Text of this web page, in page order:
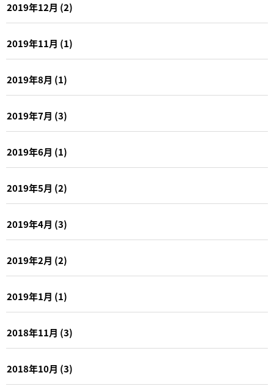
2019年12月 (2)
2019年11月 (1)
2019年8月 (1)
2019年7月 (3)
2019年6月 (1)
2019年5月 (2)
2019年4月 (3)
2019年2月 (2)
2019年1月 (1)
2018年11月 (3)
2018年10月 (3)